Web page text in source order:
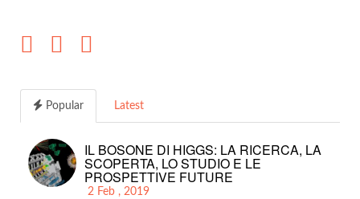
Popular Latest
IL BOSONE DI HIGGS: LA RICERCA, LA
SCOPERTA, LO STUDIO E LE
PROSPETTIVE FUTURE
2 Feb , 2019